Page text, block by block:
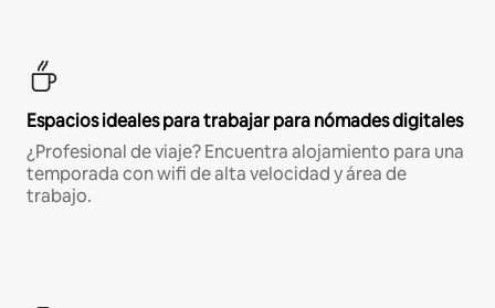
Espacios ideales para trabajar para nómades digitales
¿Profesional de viaje? Encuentra alojamiento para una
temporada con wifi de alta velocidad y área de
trabajo.